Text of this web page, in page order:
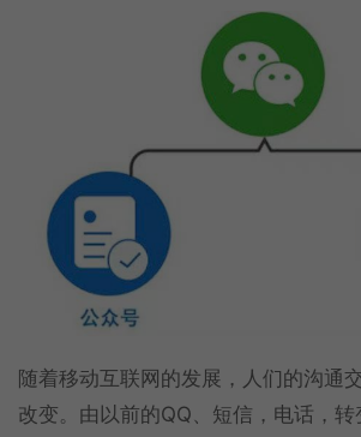
随着移动互联网的发展，人们的沟通
改变。由以前的QQ、短信，电话，转